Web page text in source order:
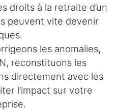
droits à la retraite d’un
peuvent vite devenir
les anomalies,
reconstituons les
directement avec les
l’impact sur votre